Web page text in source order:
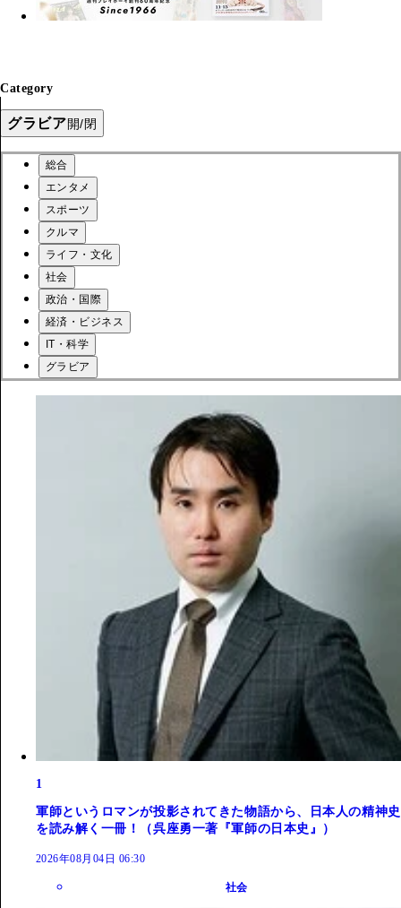
Category
グラビア開/閉
総合
エンタメ
スポーツ
クルマ
ライフ・文化
社会
政治・国際
経済・ビジネス
IT・科学
グラビア
1
軍師というロマンが投影されてきた物語から、日本人の精神史
を読み解く一冊！（呉座勇一著『軍師の日本史』）
2026年08月04日 06:30
社会